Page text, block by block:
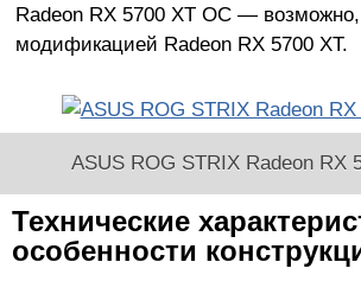
Radeon RX 5700 XT OC —
модификацией Radeon RX 5700 XT.
ASUS ROG STRIX Radeon RX
Технические
особенности